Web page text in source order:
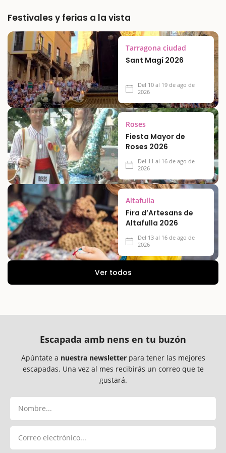
Festivales y ferias a la vista
Tarragona ciudad
Sant Magí 2026
Del 10 al 19 de ago de
2026
Roses
Fiesta Mayor de
Roses 2026
Del 11 al 16 de ago de
2026
Altafulla
Fira d’Artesans de
Altafulla 2026
Del 13 al 16 de ago de
2026
Ver todos
Escapada amb nens en tu buzón
Apúntate a nuestra newsletterpara tener las mejores
escapadas. Una vez al mes recibirás un correo que te
gustará.